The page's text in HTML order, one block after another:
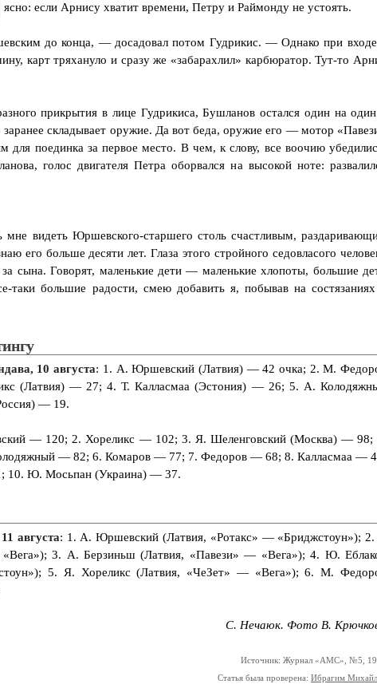
ясно: если Арнису хватит времени, Петру и Раймонду не устоять.
до конца, — досадовал потом Гудрикис. — Однако при
карт тряхануло и сразу же «забарахлил» карбюратор. Тут-то
прикрытия в лице Гудрикиса, Бушланов остался один на
складывает оружие. Да вот беда, оружие его — мотор
для поединка за первое место. В чем, к слову, все воочию
голос двигателя Петра оборвался на высокой ноте:
мне видеть Юршевского-старшего столь счастливым,
его больше десяти лет. Глаза этого стройного седовласого
за сына. Говорят, маленькие дети — маленькие хлопоты, большие
большие радости, смею добавить я, побывав на
10 августа: 1. А. Юршевский (Латвия) — 42 очка; 2. М.
(Латвия) — 27; 4. Т. Калласмаа (Эстония) — 26; 5. А.
— 19.
— 120; 2. Хореликс — 102; 3. Я. Шеленговский (Москва) — 98;
— 82; 6. Комаров — 77; 7. Федоров — 68; 8. Калласмаа —
10. Ю. Мосьпан (Украина) — 37.
августа: 1. А. Юршевский (Латвия, «Ротакс» — «Бриджстоун»); 2.
3. А. Берзиньш (Латвия, «Павези» — «Вега»); 4. Ю.
5. Я. Хореликс (Латвия, «ЧеЗет» — «Вега»); 6. М.
С. Нечаюк. Фото В.
Источник: Журнал «АМС», №5,
Статья была проверена: Ибрагим